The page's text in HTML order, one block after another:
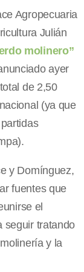
Agropecuaria
Julián
molinero”
ayer
de 2,50
(ya que
y Domínguez,
fuentes que
el
seguir tratando
y la